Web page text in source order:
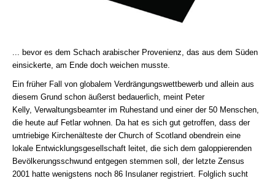
... bevor es dem Schach arabischer Provenienz, das aus dem Süden
einsickerte, am Ende doch weichen musste.
Ein früher Fall von globalem Verdrängungswettbewerb und allein aus
diesem Grund schon äußerst bedauerlich, meint Peter
Kelly, Verwaltungsbeamter im Ruhestand und einer der 50 Menschen,
die heute auf Fetlar wohnen. Da hat es sich gut getroffen, dass der
umtriebige Kirchenälteste der Church of Scotland obendrein eine
lokale Entwicklungsgesellschaft leitet, die sich dem galoppierenden
Bevölkerungsschwund entgegen stemmen soll, der letzte Zensus
2001 hatte wenigstens noch 86 Insulaner registriert. Folglich sucht